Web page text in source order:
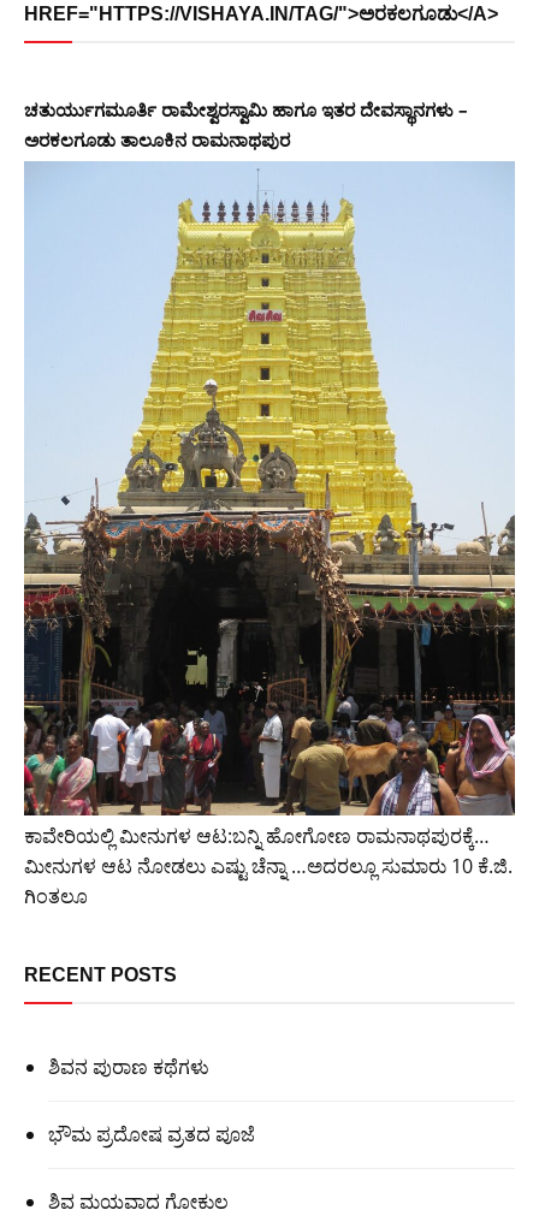
HREF="HTTPS://VISHAYA.IN/TAG/">ಅರಕಲಗೂಡು</A>
ಚತುರ್ಯುಗಮೂರ್ತಿ ರಾಮೇಶ್ವರಸ್ವಾಮಿ ಹಾಗೂ ಇತರ ದೇವಸ್ಥಾನಗಳು –
ಅರಕಲಗೂಡು ತಾಲೂಕಿನ ರಾಮನಾಥಪುರ
ಕಾವೇರಿಯಲ್ಲಿ ಮೀನುಗಳ ಆಟ:ಬನ್ನಿ ಹೋಗೋಣ ರಾಮನಾಥಪುರಕ್ಕೆ…
ಮೀನುಗಳ ಆಟ ನೋಡಲು ಎಷ್ಟು ಚೆನ್ನಾ …ಅದರಲ್ಲೂ ಸುಮಾರು 10 ಕೆ.ಜಿ.
ಗಿಂತಲೂ
RECENT POSTS
ಶಿವನ ಪುರಾಣ ಕಥೆಗಳು
ಭೌಮ ಪ್ರದೋಷ ವ್ರತದ ಪೂಜೆ
ಶಿವ ಮಯವಾದ ಗೋಕುಲ